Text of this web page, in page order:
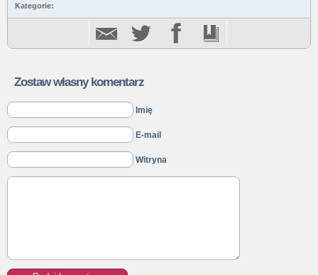
Kategorie:
Zostaw własny komentarz
Imię
E-mail
Witryna